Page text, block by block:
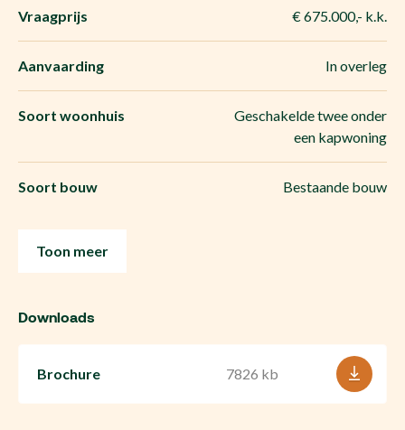
Vraagprijs € 675.000,- k.k.
Aanvaarding In overleg
Soort woonhuis
Geschakelde twee onder
een kapwoning
Soort bouw Bestaande bouw
Toon meer
Downloads
Brochure 7826 kb